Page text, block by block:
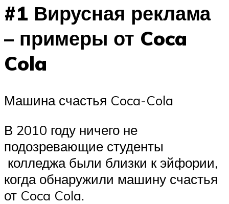
#1 Вирусная реклама
– примеры от Coca
Cola
Машина счастья Coca-Cola
В 2010 году ничего не
подозревающие студенты
колледжа были близки к эйфории,
когда обнаружили машину счастья
от Coca Cola.